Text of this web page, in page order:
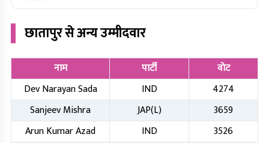
छातापुरसे अन्य उम्मीदवार
नाम पार्टी
वोट
Dev Narayan Sada
IND
4274
Sanjeev Mishra
JAP(L)
3659
Arun Kumar Azad
IND
3526